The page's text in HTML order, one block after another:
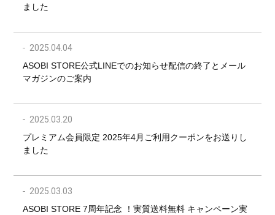
ました
2025.04.04
ASOBI STORE公式LINEでのお知らせ配信の終了とメール
マガジンのご案内
2025.03.20
プレミアム会員限定 2025年4月ご利用クーポンをお送りし
ました
2025.03.03
ASOBI STORE 7周年記念 ！実質送料無料 キャンペーン実